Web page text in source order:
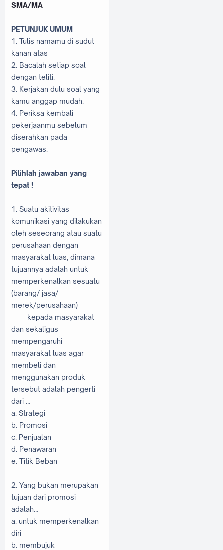
SMA/MA
PETUNJUK UMUM
1. Tulis namamu di sudut
kanan atas
2. Bacalah setiap soal
dengan teliti.
3. Kerjakan dulu soal yang
kamu anggap mudah.
4. Periksa kembali
pekerjaanmu sebelum
diserahkan pada
pengawas.
Pilihlah jawaban yang
tepat !
1. Suatu akitivitas
komunikasi yang dilakukan
oleh seseorang atau suatu
perusahaan dengan
masyarakat luas, dimana
tujuannya adalah untuk
memperkenalkan sesuatu
(barang/ jasa/
merek/perusahaan)
kepada masyarakat
dan sekaligus
mempengaruhi
masyarakat luas agar
membeli dan
menggunakan produk
tersebut adalah pengerti
dari …
a. Strategi
b. Promosi
c. Penjualan
d. Penawaran
e. Titik Beban
2. Yang bukan merupakan
tujuan dari promosi
adalah…
a. untuk memperkenalkan
diri
b. membujuk